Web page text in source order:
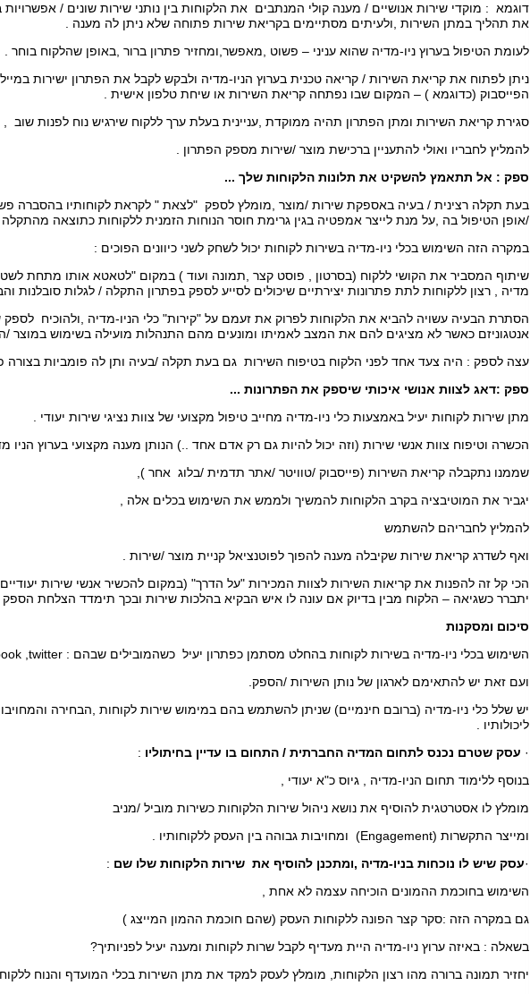
דוגמא : מוקדי שירות אנושיים / מענה קולי המנתבים את הלקוחות בין נותני שירות שונים /
את תהליך במתן השירות ,ולעיתים מסתיימים בקריאת שירות פתוחה שלא ניתן לה מענה .
לעומת הטיפול בערוץ ניו-מדיה שהוא עניני – פשוט ,מאפשר,ומחזיר פתרון ברור ,באופן שהלקוח בוחר .
ניתן לפתוח את קריאת השירות / קריאה טכנית בערוץ הניו-מדיה ולבקש לקבל את הפתרון ישירות
הפייסבוק (כדוגמא ) – המקום שבו נפתחה קריאת השירות או שיחת טלפון אישית .
סגירת קריאת השירות ומתן הפתרון תהיה ממוקדת ,עניינית בעלת ערך ללקוח שירגיש נוח לפנות שוב ,
להמליץ לחבריו ואולי להתעניין ברכישת מוצר /שירות מספק הפתרון .
ספק : אל תתאמץ להשקיט את תלונות הלקוחות שלך ...
בעת תקלה רצינית / בעיה באספקת שירות /מוצר ,מומלץ לספק "לצאת " לקראת לקוחותיו בהסברה
/אופן הטיפול בה ,על מנת לייצר אמפטיה בגין גרימת חוסר הנוחות הזמנית ללקוחות כתוצאה מהתקלה .
במקרה הזה השימוש בכלי ניו-מדיה בשירות לקוחות יכול לשחק לשני כיוונים הפוכים :
שיתוף המסביר את הקושי ללקוח (בסרטון , פוסט קצר ,תמונה ועוד ) במקום "לטאטא אותו מתחת
מדיה , רצון ללקוחות לתת פתרונות יצירתיים שיכולים לסייע לספק בפתרון התקלה / לגלות סובלנות
הסתרת הבעיה עשויה להביא את הלקוחות לפרוק את זעמם על "קירות" כלי הניו-מדיה ,ולהוכיח לספק
אנטגוניזם כאשר לא מציגים להם את המצב לאמיתו ומונעים מהם התנהלות מועילה בשימוש במוצר /
עצה לספק : היה צעד אחד לפני הלקוח בטיפוח השירות גם בעת תקלה /בעיה ותן לה פומביות בצורה
ספק :דאג לצוות אנושי איכותי שיספק את הפתרונות ...
מתן שירות לקוחות יעיל באמצעות כלי ניו-מדיה מחייב טיפול מקצועי של צוות נציגי שירות יעודי .
הכשרה וטיפוח צוות אנשי שירות (וזה יכול להיות גם רק אדם אחד ..) הנותן מענה מקצועי בערוץ הניו
שממנו נתקבלה קריאת השירות (פייסבוק /טוויטר /אתר תדמית /בלוג אחר ),
יגביר את המוטיבציה בקרב הלקוחות להמשיך ולממש את השימוש בכלים אלה ,
להמליץ לחבריהם להשתמש
ואף לשדרג קריאת שירות שקיבלה מענה להפוך לפוטנציאל קניית מוצר /שירות .
הכי קל זה להפנות את קריאות השירות לצוות המכירות "על הדרך" (במקום להכשיר אנשי שירות
יתברר כשגיאה – הלקוח מבין בדיוק אם עונה לו איש הבקיא בהלכות שירות ובכך תימדד הצלחת הספק
סיכום ומסקנות
השימוש בכלי ניו-מדיה בשירות לקוחות בהחלט מסתמן כפתרון יעיל כשהמובילים שבהם : Facebook ,twitter,
ועם זאת יש להתאימם לארגון של נותן השירות /הספק.
יש שלל כלי ניו-מדיה (ברובם חינמיים) שניתן להשתמש בהם במימוש שירות לקוחות ,הבחירה
ליכולותיו .
· עסק שטרם נכנס לתחום המדיה החברתית / התחום בו עדיין בחיתוליו :
בנוסף ללימוד תחום הניו-מדיה , גיוס כ"א יעודי ,
מומלץ לו אסטרטגית להוסיף את נושא ניהול שירות הלקוחות כשירות מוביל /מניב
ומייצר התקשרות (Engagement) ומחויבות גבוהה בין העסק ללקוחותיו .
·עסק שיש לו נוכחות בניו-מדיה ,ומתכנן להוסיף את שירות הלקוחות שלו שם :
השימוש בחוכמת ההמונים הוכיחה עצמה לא אחת ,
גם במקרה הזה :סקר קצר הפונה ללקוחות העסק (שהם חוכמת ההמון המייצג )
בשאלה : באיזה ערוץ ניו-מדיה היית מעדיף לקבל שרות לקוחות ומענה יעיל לפניותיך?
יחזיר תמונה ברורה מהו רצון הלקוחות, מומלץ לעסק למקד את מתן השירות בכלי המועדף והנוח